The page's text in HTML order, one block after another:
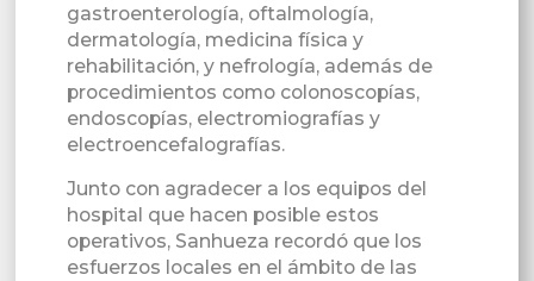
gastroenterología, oftalmología,
dermatología, medicina física y
rehabilitación, y nefrología, además de
procedimientos como colonoscopías,
endoscopías, electromiografías y
electroencefalografías.
Junto con agradecer a los equipos del
hospital que hacen posible estos
operativos, Sanhueza recordó que los
esfuerzos locales en el ámbito de las